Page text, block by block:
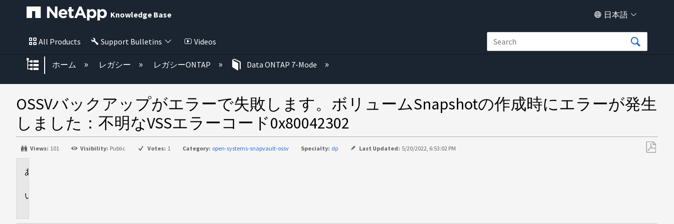
Knowledge Base 日本語
All Products Support Bulletins Videos
グローバル階層を展開/折りたたむ
ホーム レガシー レガシーONTAP Data ONTAP 7-Mode
OSSVバックアップがエラーで失敗します。ボリュームSnapshotの作成時にエラーが発生
しました：不明なVSSエラーコード0x80042302
Views: 101 Visibility: Public Votes: 1 Category: open-systems-snapvault-ossv Specialty: dp Last Updated: 5/20/2022, 6:53:02 PM